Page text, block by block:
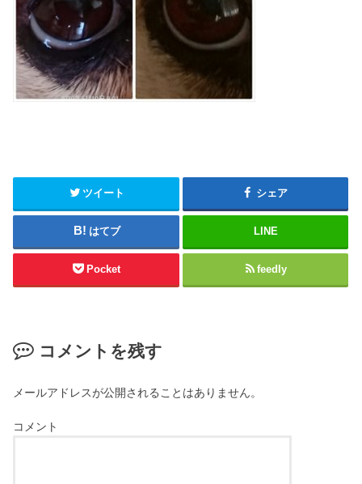
ツイート シェア
はてブ LINE
Pocket feedly
コメントを残す
メールアドレスが公開されることはありません。
コメント